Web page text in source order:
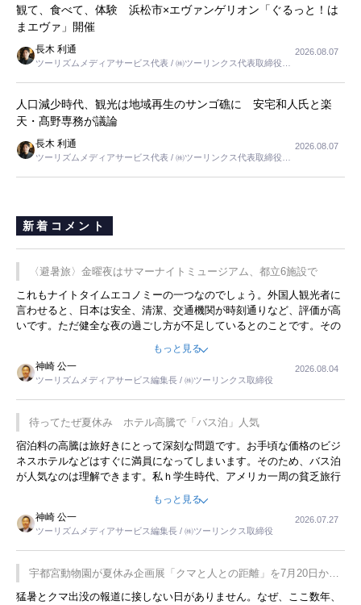
観て、食べて、体験 浜松市×エヴァンゲリオン「ぐるっと！は
まエヴァ」開催
長木 利通
ツーリズムメディアサービス代表 / ㈱ツーリンクス代表取締役社
2026.08.07
人口減少時代、観光は地域再生のサンゴ礁に 安宅和人氏と楽
天・髙野専務が議論
長木 利通
ツーリズムメディアサービス代表 / ㈱ツーリンクス代表取締役社
2026.08.07
新着コメント
〈避暑旅〉金曜夜はサマーナイトミュージアム、都立6施設で
これもナイトタイムエコノミーの一つなのでしょう。外国人観光者に
言わせると、日本は安全、清潔、交通機関が時刻通りなど、評価が高
いです。ただ健全な夜の過ごし方が不足しているとのことです。その
ような意味で、金曜夜にこのようなイベントが行われれば、日本人に
限らず外国人にとっても楽しみが増えるでしょうね。
もっと見る
神崎 公一
ツーリズムメディアサービス編集長 / ㈱ツーリンクス取締役
2026.08.04
待ってたぜ夏休み ホテル高騰で「バス泊」人気
宿泊料の高騰は旅好きにとって深刻な問題です。お手頃な価格のビジ
ネスホテルなどはすぐに満員になってしまいます。そのため、バス泊
が人気なのは理解できます。私ｈ学生時代、アメリカ一周の貧乏旅行
をした時は、移動はグレイハウンドバスでした。夕方から夜の便を利
用してホテル代を浮かせていました。ただし、若いからできたことで
す。若い人が夜行バスで京都に行った、青森に行ったと聞くと、疲れ
が残らないのかなと思ってしまいます。
もっと見る
神崎 公一
ツーリズムメディアサービス編集長 / ㈱ツーリンクス取締役
2026.07.27
宇都宮動物園が夏休み企画展「クマと人との距離」を7月20日から
開催
猛暑とクマ出没の報道に接しない日がありません。なぜ、ここ数年、